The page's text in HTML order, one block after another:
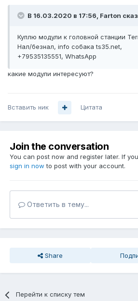
В 16.03.2020 в 17:56, Farton
Куплю модули к головной станции
Нал/безнал, info собака ts35.net,
+795З51З5551, WhatsApp
какие модули интересуют?
Вставить ник Цитата
Join the conversation
You can post now and register later. If
sign in now to post with your account.
Ответить в тему...
Share
Перейти к списку тем